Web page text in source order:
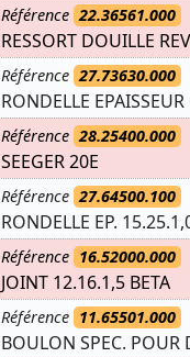
Référence 22.36561.000
RESSORT DOUILLE
Référence 27.73630.000
RONDELLE
Référence 28.25400.000
SEEGER 20E
Référence 27.64500.100
RONDELLE EP.
Référence 16.52000.000
JOINT 12.16.1,5 BETA
Référence 11.65501.000
BOULON SPEC. POUR